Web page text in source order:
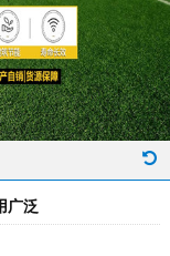
广泛